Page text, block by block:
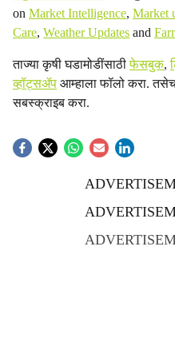
on Market Intelligence, Market
Care, Weather Updates and
ताज्या कृषी घडामोडींसाठीफेसबुक,
व्हॉट्सॲप आम्हाला फॉलो करा.
सबस्क्राइब करा.